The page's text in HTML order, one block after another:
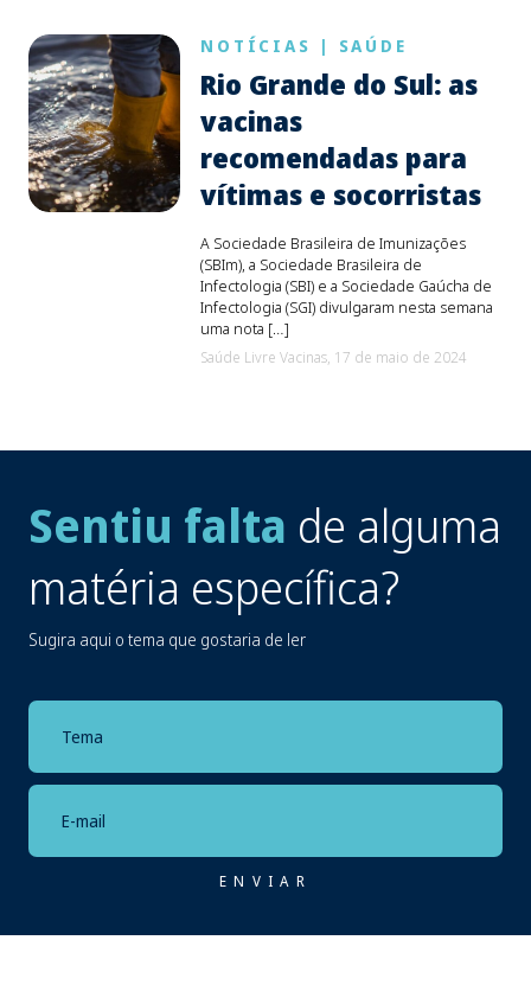
NOTÍCIAS | SAÚDE
Rio Grande do Sul: as
vacinas
recomendadas para
vítimas e socorristas
A Sociedade Brasileira de Imunizações
(SBIm), a Sociedade Brasileira de
Infectologia (SBI) e a Sociedade Gaúcha de
Infectologia (SGI) divulgaram nesta semana
uma nota […]
Saúde Livre Vacinas, 17 de maio de 2024
Sentiu falta de alguma
matéria específica?
Sugira aqui o tema que gostaria de ler